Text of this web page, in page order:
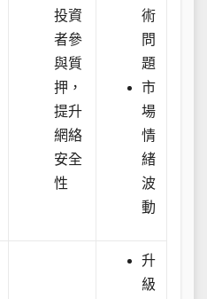
投資
者參
與質
押，
提升
網絡
安全
性
術
問
題
市
場
情
緒
波
動
升
級